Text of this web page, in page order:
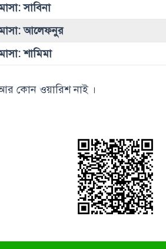
সাবিনা
আলেফনুর
শামিমা
কোন ওয়ারিশ নাই ।